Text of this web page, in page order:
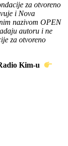
za otvoreno
i Nova
nazivom OPEN
autoru i ne
za otvoreno
Kim-u